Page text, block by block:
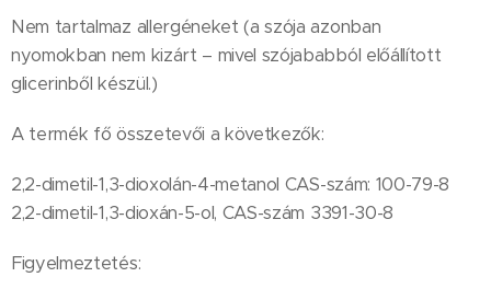
Nem tartalmaz allergéneket (a szója azonban
nyomokban nem kizárt – mivel szójababból előállított
glicerinből készül.)
A termék fő összetevői a következők:
2,2-dimetil-1,3-dioxolán-4-metanol CAS-szám: 100-79-8
2,2-dimetil-1,3-dioxán-5-ol, CAS-szám 3391-30-8
Figyelmeztetés: